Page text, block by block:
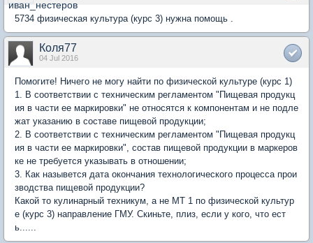
5734 физическая культура (курс 3) нужна помощь .
Коля77
04 Jul 2016
Помогите! Ничего не могу найти по физической культуре (курс 1)
1. В соответствии с техническим регламентом "Пищевая продукц
ия в части ее маркировки" не относятся к компонентам и не подле
жат указанию в составе пищевой продукции;
2. В соответствии с техническим регламентом "Пищевая продукц
ия в части ее маркировки", состав пищевой продукции в маркеров
ке не требуется указывать в отношении;
3. Как назывется дата окончания технологического процесса прои
зводства пищевой продукции?
Какой то кулинарный техникум, а не МТ 1 по физической культур
е (курс 3) направление ГМУ. Скиньте, плиз, если у кого, что ест
ь......